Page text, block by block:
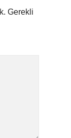
Gerekli